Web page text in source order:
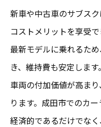
新車や中古車のサブス
コストメリットを享受
最新モデルに乗れるた
き、維持費も安定します
車両の付加価値が高ま
ります。成田市でのカ
経済的であるだけでな